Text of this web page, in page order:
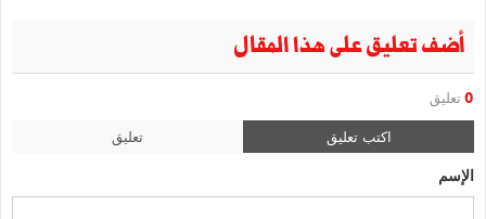
أضف تعليق على هذا المقال
0 تعليق
اكتب تعليق تعليق
الإسم